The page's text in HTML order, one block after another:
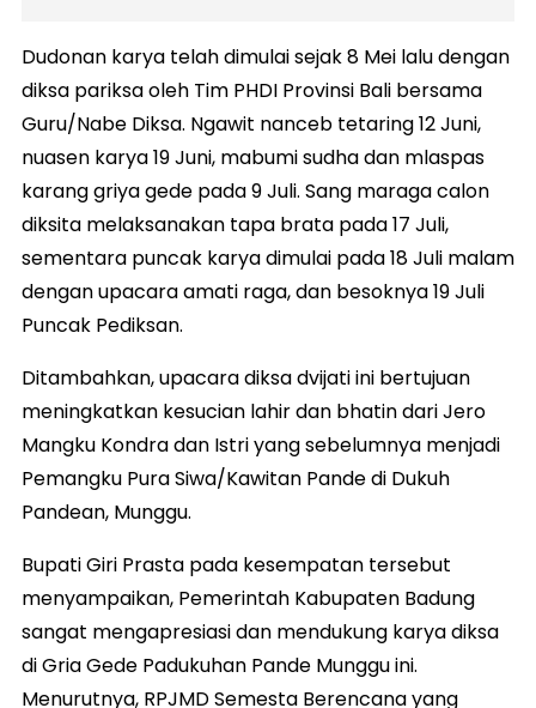
Dudonan karya telah dimulai sejak 8 Mei lalu dengan
diksa pariksa oleh Tim PHDI Provinsi Bali bersama
Guru/Nabe Diksa. Ngawit nanceb tetaring 12 Juni,
nuasen karya 19 Juni, mabumi sudha dan mlaspas
karang griya gede pada 9 Juli. Sang maraga calon
diksita melaksanakan tapa brata pada 17 Juli,
sementara puncak karya dimulai pada 18 Juli malam
dengan upacara amati raga, dan besoknya 19 Juli
Puncak Pediksan.
Ditambahkan, upacara diksa dvijati ini bertujuan
meningkatkan kesucian lahir dan bhatin dari Jero
Mangku Kondra dan Istri yang sebelumnya menjadi
Pemangku Pura Siwa/Kawitan Pande di Dukuh
Pandean, Munggu.
Bupati Giri Prasta pada kesempatan tersebut
menyampaikan, Pemerintah Kabupaten Badung
sangat mengapresiasi dan mendukung karya diksa
di Gria Gede Padukuhan Pande Munggu ini.
Menurutnya, RPJMD Semesta Berencana yang